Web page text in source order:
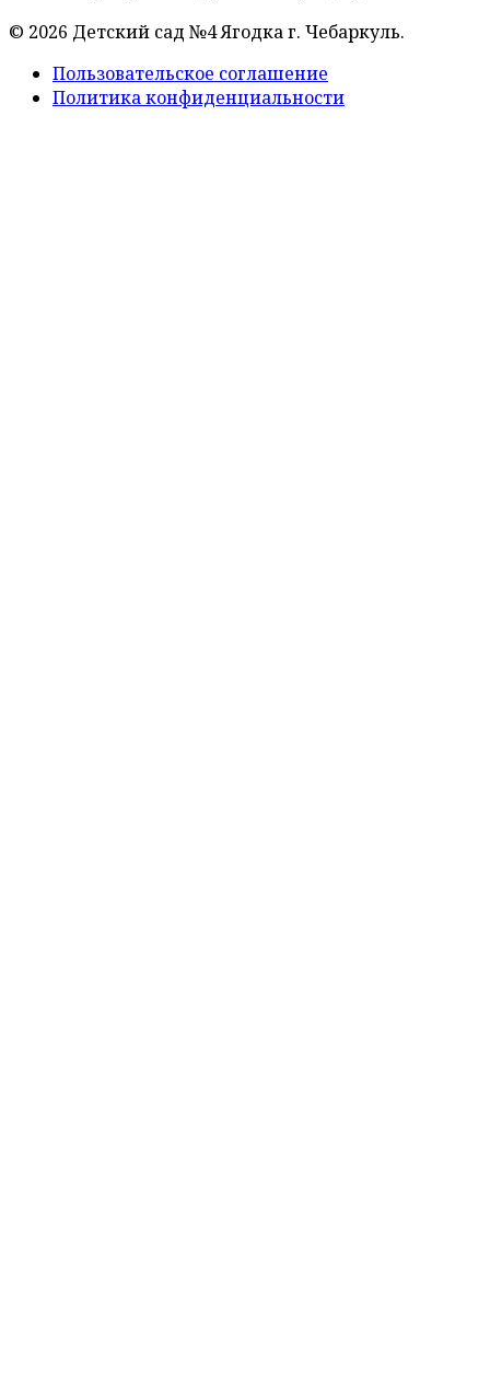
© 2026 Детский сад №4 Ягодка г. Чебаркуль.
Пользовательское соглашение
Политика конфиденциальности